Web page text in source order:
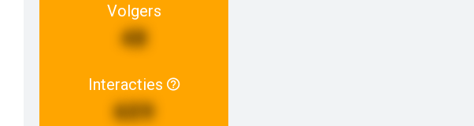
Volgers
48
Interacties
609